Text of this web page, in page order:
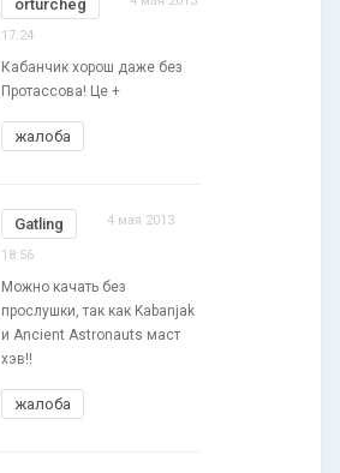
orturcheg
17:24
Кабанчик хорош даже без
Протассова! Це +
жалоба
Gatling 4 мая 2013
18:56
Можно качать без
прослушки, так как Kabanjak
и Ancient Astronauts маст
хэв!!
жалоба